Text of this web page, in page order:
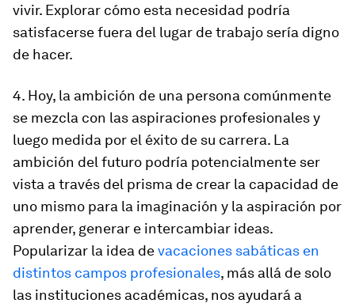
vivir. Explorar cómo esta necesidad podría
satisfacerse fuera del lugar de trabajo sería digno
de hacer.
4. Hoy, la ambición de una persona comúnmente
se mezcla con las aspiraciones profesionales y
luego medida por el éxito de su carrera. La
ambición del futuro podría potencialmente ser
vista a través del prisma de crear la capacidad de
uno mismo para la imaginación y la aspiración por
aprender, generar e intercambiar ideas.
Popularizar la idea devacaciones sabáticas en
distintos campos profesionales, más allá de solo
las instituciones académicas, nos ayudará a